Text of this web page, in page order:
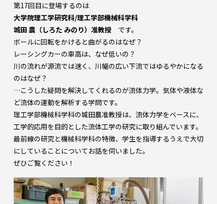
第17回目に登場するのは
大学院理工学研究科/理工学部機械科学科
城田 農（しろた みのり）准教授 です。
ボールに回転をかけると曲がるのはなぜ？
レーシングカーの車高は、なぜ低いの？
川の流れが源流では速く、川幅の広い下流ではゆるやかになる
のはなぜ？
…こうした疑問を解決してくれるのが流体力学。気体や液体な
ど流体の運動を解析する学問です。
理工学部機械科学科の城田農准教授は、流体力学をベースに、
工学的応用を目的とした流体工学の研究に取り組んでいます。
最前線の研究と機械科学科の特徴、学生を指導するうえで大切
にしていることについてお話を伺いました。
ぜひご覧ください！